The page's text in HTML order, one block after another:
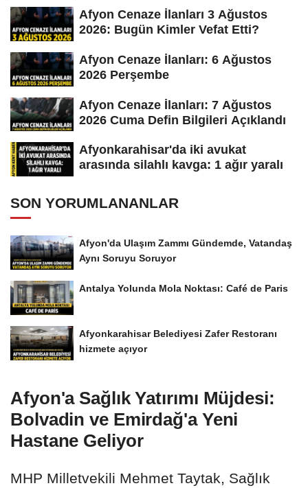
Afyon Cenaze İlanları 3 Ağustos
2026: Bugün Kimler Vefat Etti?
Afyon Cenaze İlanları: 6 Ağustos
2026 Perşembe
Afyon Cenaze İlanları: 7 Ağustos
2026 Cuma Defin Bilgileri Açıklandı
Afyonkarahisar'da iki avukat
arasında silahlı kavga: 1 ağır yaralı
SON YORUMLANANLAR
Afyon'da Ulaşım Zammı Gündemde, Vatandaş
Aynı Soruyu Soruyor
Antalya Yolunda Mola Noktası: Café de Paris
Afyonkarahisar Belediyesi Zafer Restoranı
hizmete açıyor
Afyon'a Sağlık Yatırımı Müjdesi:
Bolvadin ve Emirdağ'a Yeni
Hastane Geliyor
MHP Milletvekili Mehmet Taytak, Sağlık